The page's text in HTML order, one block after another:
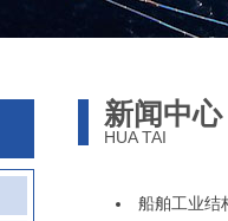
新闻中心
HUA TAI
船舶工业结